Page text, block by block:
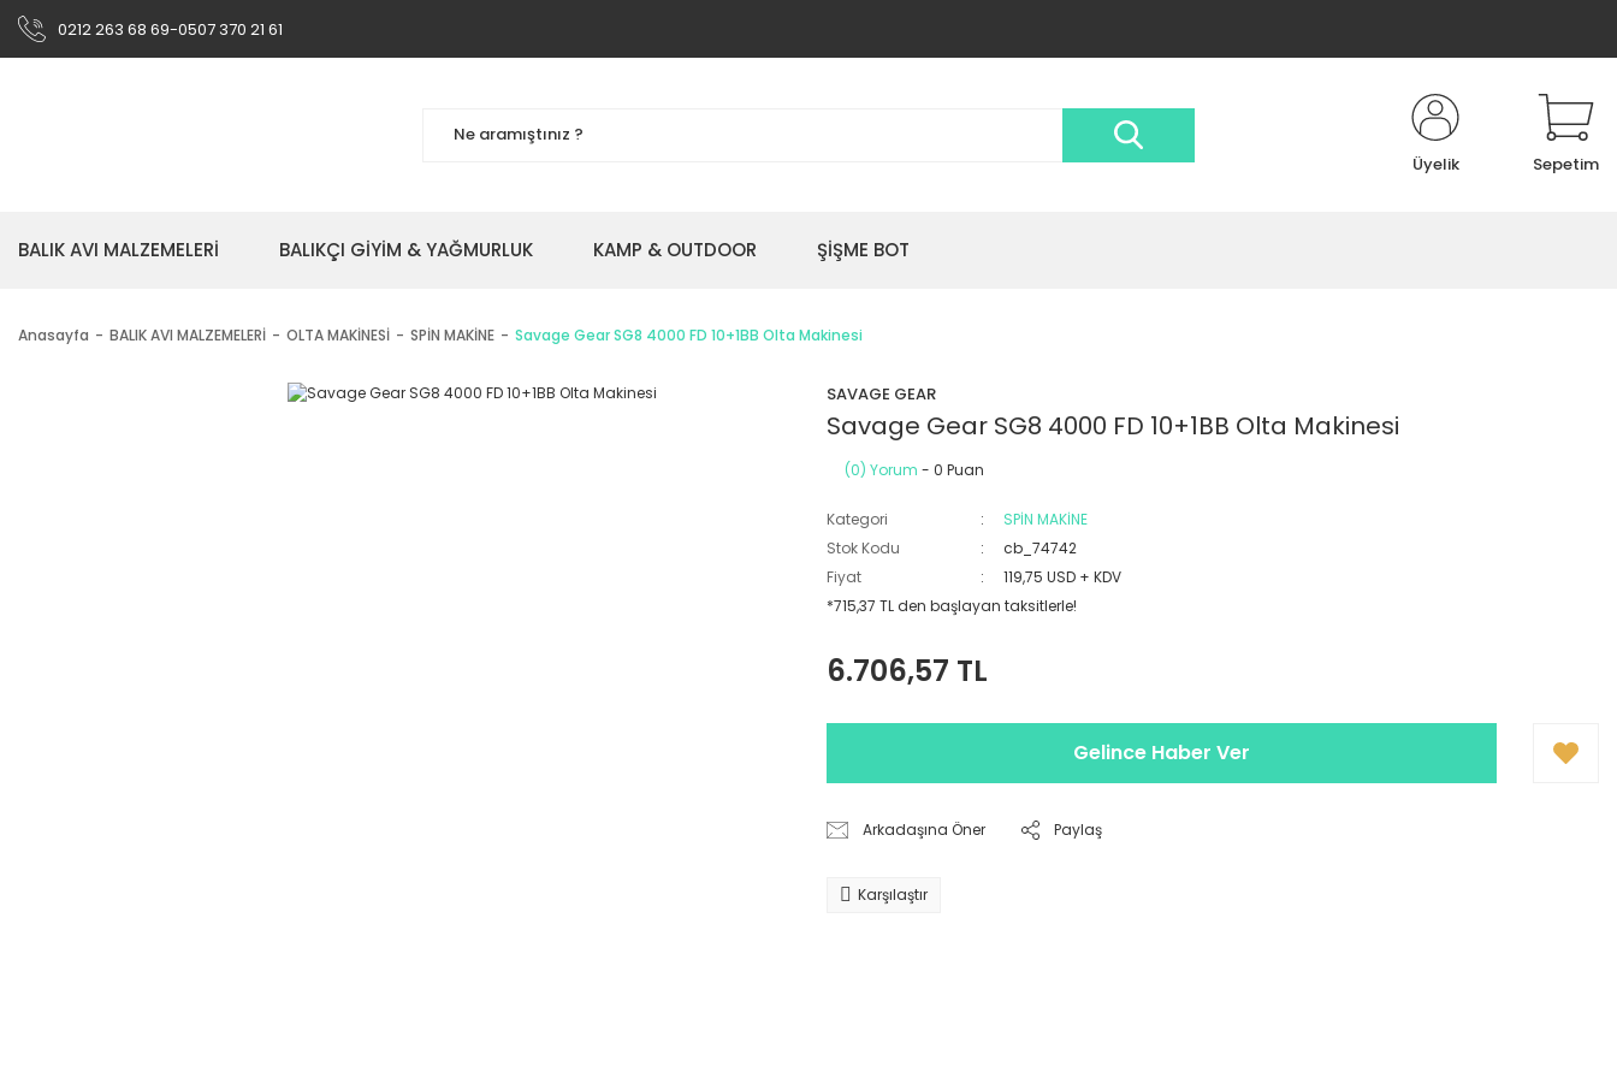
0212 263 68 69-0507 370 21 61
Üyelik Sepetim
BALIK AVI MALZEMELERİ BALIKÇI GİYİM & YAĞMURLUK KAMP & OUTDOOR ŞİŞME BOT
Anasayfa BALIK AVI MALZEMELERİ OLTA MAKİNESİ SPİN MAKİNE Savage Gear SG8 4000 FD 10+1BB Olta Makinesi
SAVAGE GEAR
Savage Gear SG8 4000 FD 10+1BB Olta Makinesi
(0) Yorum - 0 Puan
Kategori
SPİN MAKİNE
Stok Kodu
cb_74742
Fiyat
119,75 USD + KDV
*715,37 TL den başlayan taksitlerle!
6.706,57 TL
Gelince Haber Ver
Arkadaşına Öner Paylaş
Karşılaştır